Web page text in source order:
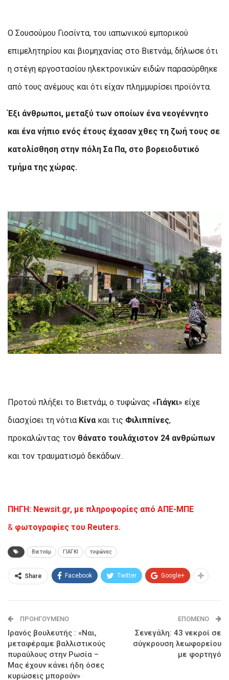
Ο Σουσούμου Γιοσίντα, του ιαπωνικού εμπορικού
επιμελητηρίου και βιομηχανίας στο Βιετνάμ, δήλωσε ότι
η στέγη εργοστασίου ηλεκτρονικών ειδών παρασύρθηκε
από τους ανέμους και ότι είχαν πλημμυρίσει προϊόντα.
Έξι άνθρωποι, μεταξύ των οποίων ένα νεογέννητο
και ένα νήπιο ενός έτους έχασαν χθες τη ζωή τους σε
κατολίσθηση στην πόλη Σα Πα, στο βορειοδυτικό
τμήμα της χώρας.
Προτού πλήξει το Βιετνάμ, ο τυφώνας « Γιάγκι» είχε
διασχίσει τη νότια Κίνακαι τις Φιλιππίνες,
προκαλώντας τον θάνατο τουλάχιστον 24 ανθρώπων
και τον τραυματισμό δεκάδων..
ΠΗΓΗ: Newsit.gr, με πληροφορίες από ΑΠΕ-ΜΠΕ
& φωτογραφίες του Reuters.
Βιετνάμ ΓΙΑΓΚΙ τυφώνας
Share Facebook Twitter Google+
ΠΡΟΗΓΟΎΜΕΝΟ
Ιρανός βουλευτής : «Ναι,
μεταφέραμε βαλλιστικούς
πυραύλους στην Ρωσία –
Μας έχουν κάνει ήδη όσες
κυρώσεις μπορούν»
ΕΠΌΜΕΝΟ
Σενεγάλη: 43 νεκροί σε
σύγκρουση λεωφορείου
με φορτηγό